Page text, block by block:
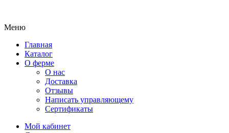
Меню
Главная
Каталог
О ферме
О нас
Доставка
Отзывы
Написать управляющему
Сертификаты
Мой кабинет